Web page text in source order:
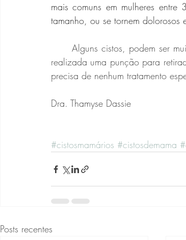
mais comuns em mulheres
tamanho, ou se tornem dolorosos
	Alguns cistos, podem ser muito volumosos e causar desconforto e, nesses casos, pode ser
realizada uma punção para
precisa de nenhum tratamento
Dra. Thamyse Dassie
#cistosmamários #cistosdemama
Posts recentes